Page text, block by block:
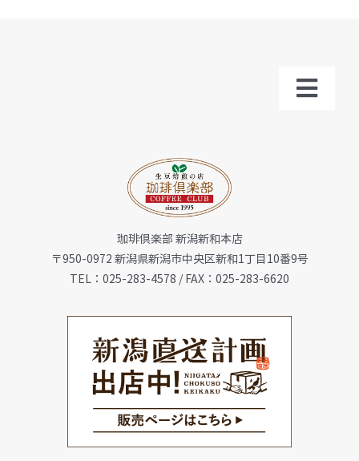
珈琲豆・特選ギフト
FC加盟店募集
珈琲倶楽部 新潟新和本店
〒950-0972 新潟県新潟市中央区新和1丁目10番9号
TEL：025-283-4578 / FAX：025-283-6620